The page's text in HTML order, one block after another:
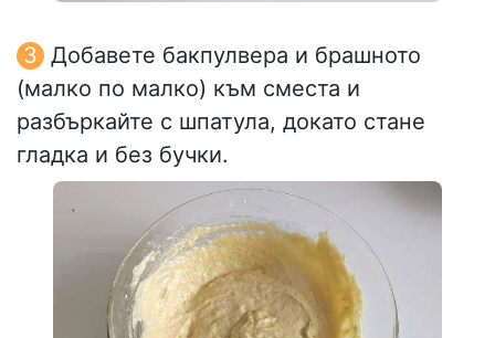
Добавете бакпулвера и брашното
(малко по малко) към сместа и
разбъркайте с шпатула, докато стане
гладка и без бучки.